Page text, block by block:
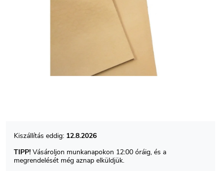
12.8.2026
TIPP! Vásároljon munkanapokon 12:00 óráig, és a
megrendelését még aznap elküldjük.